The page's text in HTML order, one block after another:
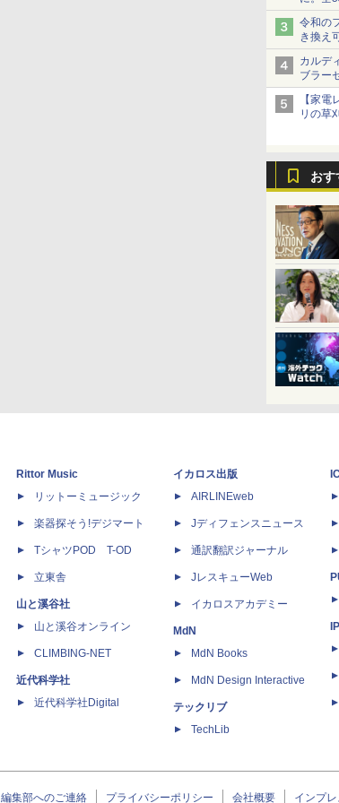
令和の
き換え
ム」
カルデ
ブラー
当選無
【家
リの草
おす
Rittor Music
リットーミュージック
楽器探そう!デジマート
TシャツPOD T-OD
立東舎
山と溪谷社
山と溪谷オンライン
CLIMBING-NET
近代科学社
近代科学社Digital
イカロス出版
AIRLINEweb
Jディフェンスニュース
通訳翻訳ジャーナル
JレスキューWeb
イカロスアカデミー
MdN
MdN Books
MdN Design Interactive
テックリブ
TechLib
編集部へのご連絡 プライバシーポリシー 会社概要 インプ